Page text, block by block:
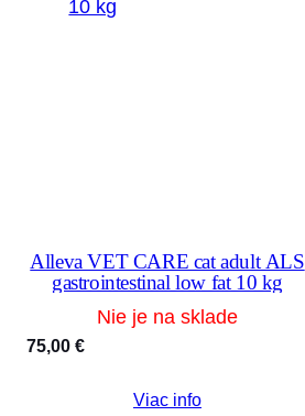
Alleva VET CARE cat adult ALS
gastrointestinal low fat 10 kg
Nie je na sklade
75,00 €
Viac info